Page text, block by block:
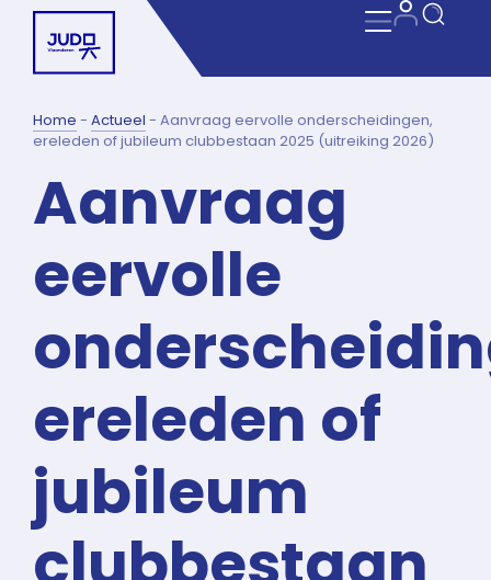
Home - Actueel - Aanvraag eervolle onderscheidingen,
ereleden of jubileum clubbestaan 2025 (uitreiking 2026)
Aanvraag
eervolle
ereleden of
jubileum